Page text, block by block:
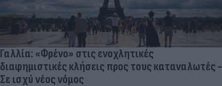
Γαλλία: «Φρένο» στις ενοχλητικές
διαφημιστικές κλήσεις προς τους καταναλωτές -
Σε ισχύ νέος νόμος